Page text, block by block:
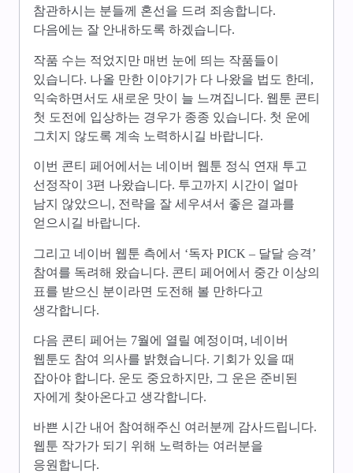
참관하시는 분들께 혼선을 드려 죄송합니다.
다음에는 잘 안내하도록 하겠습니다.
작품 수는 적었지만 매번 눈에 띄는 작품들이
있습니다. 나올 만한 이야기가 다 나왔을 법도 한데,
익숙하면서도 새로운 맛이 늘 느껴집니다. 웹툰 콘티
첫 도전에 입상하는 경우가 종종 있습니다. 첫 운에
그치지 않도록 계속 노력하시길 바랍니다.
이번 콘티 페어에서는 네이버 웹툰 정식 연재 투고
선정작이 3편 나왔습니다. 투고까지 시간이 얼마
남지 않았으니, 전략을 잘 세우셔서 좋은 결과를
얻으시길 바랍니다.
그리고 네이버 웹툰 측에서 ‘독자 PICK – 달달 승격’
참여를 독려해 왔습니다. 콘티 페어에서 중간 이상의
표를 받으신 분이라면 도전해 볼 만하다고
생각합니다.
다음 콘티 페어는 7월에 열릴 예정이며, 네이버
웹툰도 참여 의사를 밝혔습니다. 기회가 있을 때
잡아야 합니다. 운도 중요하지만, 그 운은 준비된
자에게 찾아온다고 생각합니다.
바쁜 시간 내어 참여해주신 여러분께 감사드립니다.
웹툰 작가가 되기 위해 노력하는 여러분을
응원합니다.